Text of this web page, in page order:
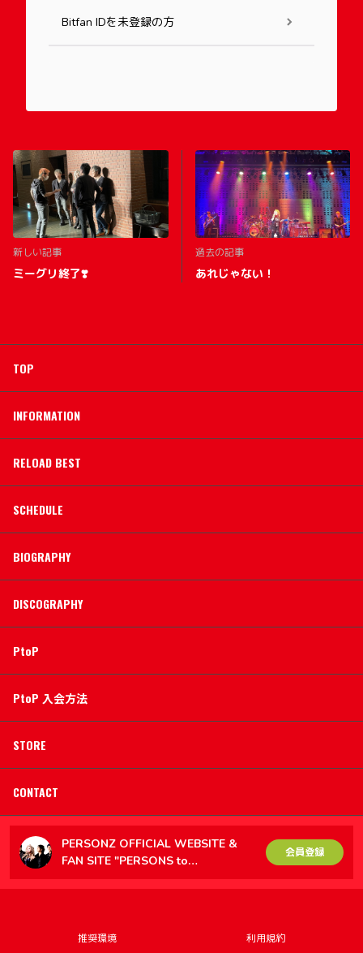
Bitfan IDを未登録の方
新しい記事
ミーグリ終了❣️
過去の記事
あれじゃない！
TOP
INFORMATION
RELOAD BEST
SCHEDULE
BIOGRAPHY
DISCOGRAPHY
PtoP
PtoP 入会方法
STORE
CONTACT
PERSONZ OFFICIAL WEBSITE &
FAN SITE "PERSONS to
PERSONZ（PtoP）"
会員登録
推奨環境 利用規約